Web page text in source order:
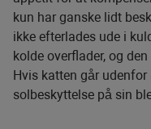
kun har ganske lidt
ikke efterlades ude i
kolde overflader, og
Hvis katten går
solbeskyttelse på sin